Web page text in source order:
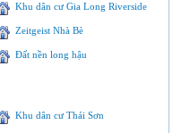
Khu dân cư Gia Long Riverside
Zeitgeist Nhà Bè
Đất nền long hậu
Khu dân cư Thái Sơn